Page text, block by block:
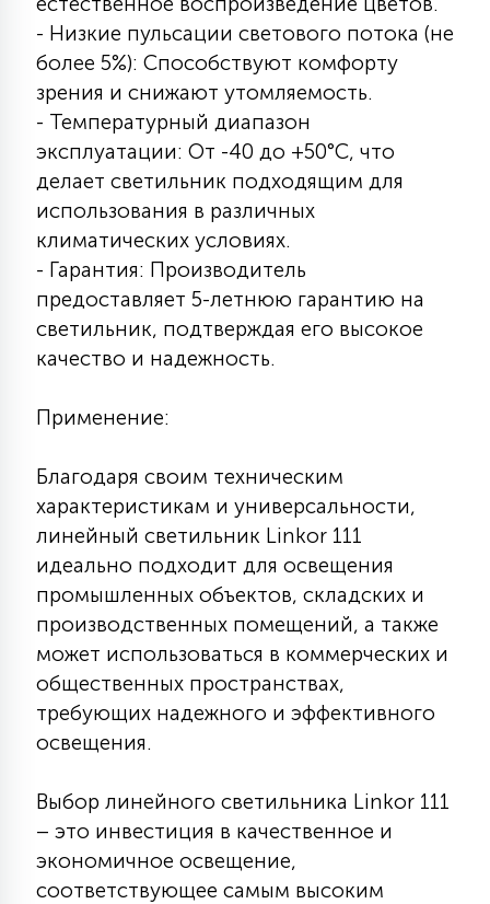
- Низкие пульсации светового потока (не
более 5%): Способствуют комфорту
зрения и снижают утомляемость.
- Температурный диапазон
эксплуатации: От -40 до +50°C, что
делает светильник подходящим для
использования в различных
климатических условиях.
- Гарантия: Производитель
предоставляет 5-летнюю гарантию на
светильник, подтверждая его высокое
качество и надежность.
Применение:
Благодаря своим техническим
характеристикам и универсальности,
линейный светильник Linkor 111
идеально подходит для освещения
промышленных объектов, складских и
производственных помещений, а также
может использоваться в коммерческих и
общественных пространствах,
требующих надежного и эффективного
освещения.
Выбор линейного светильника Linkor 111
– это инвестиция в качественное и
экономичное освещение,
соответствующее самым высоким